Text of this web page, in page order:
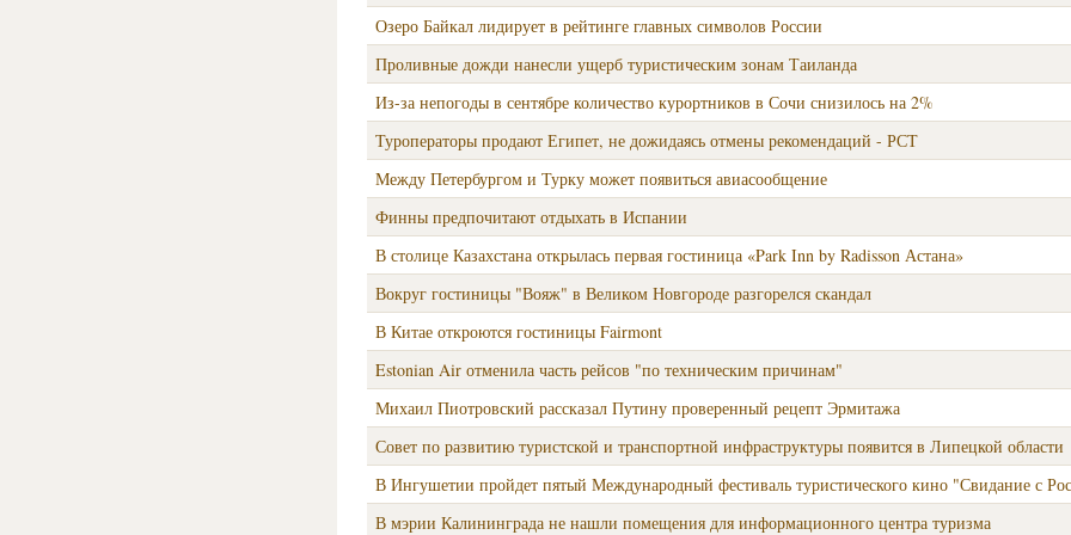
Озеро Байкал лидирует в рейтинге главных символов России
Проливные дожди нанесли ущерб туристическим зонам Таиланда
Из-за непогоды в сентябре количество курортников в Сочи снизилось на 2%
Туроператоры продают Египет, не дожидаясь отмены рекомендаций - РСТ
Между Петербургом и Турку может появиться авиасообщение
Финны предпочитают отдыхать в Испании
В столице Казахстана открылась первая гостиница «Park Inn by Radisson Астана»
Вокруг гостиницы "Вояж" в Великом Новгороде разгорелся скандал
В Китае откроются гостиницы Fairmont
Estonian Air отменила часть рейсов "по техническим причинам"
Михаил Пиотровский рассказал Путину проверенный рецепт Эрмитажа
Совет по развитию туристской и транспортной инфраструктуры появится в Липецкой области
В Ингушетии пройдет пятый Международный фестиваль туристического кино "Свидание с
В мэрии Калининграда не нашли помещения для информационного центра туризма